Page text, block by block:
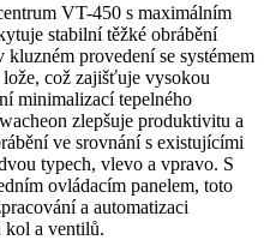
VT-450 s maximálním
stabilní těžké obrábění
provedení se systémem
což zajišťuje vysokou
minimalizací tepelného
zlepšuje produktivitu a
ve srovnání s existujícími
typech, vlevo a vpravo. S
ovládacím panelem, toto
a automatizaci
kol a ventilů.